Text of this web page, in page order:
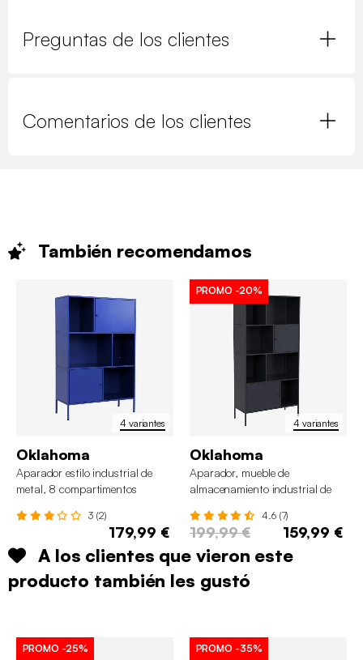
Preguntas de los clientes
Comentarios de los clientes
También recomendamos
4 variantes
Oklahoma
Aparador estilo industrial de
metal, 8 compartimentos
3 (2)
179,99 €
4 variantes
PROMO -20%
Oklahoma
Aparador, mueble de
almacenamiento industrial de
4.6 (7)
199,99 € 159,99 €
A los clientes que vieron este
producto también les gustó
PROMO -25% PROMO -35%